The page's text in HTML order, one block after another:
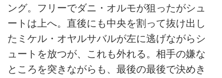
ング。フリーでダニ・オルモが狙ったがシュ
ートは上へ。直後にも中央を割って抜け出し
たミケル・オヤルサバルが左に逃げながらシ
ュートを放つが、これも外れる。相手の嫌な
ところを突きながらも、最後の最後で決めき